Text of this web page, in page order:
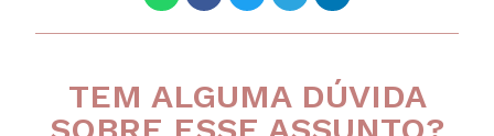
TEM ALGUMA DÚVIDA